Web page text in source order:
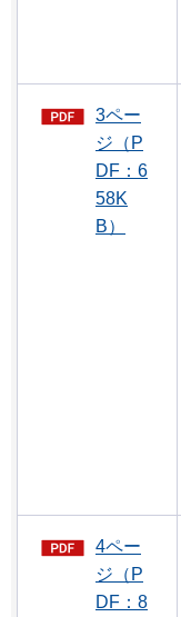
3ペー
ジ（P
DF：6
58K
B）
4ペー
ジ（P
DF：8